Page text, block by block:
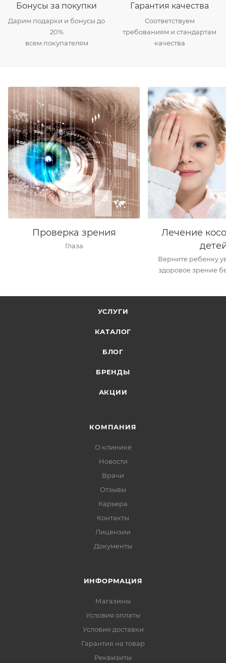
Бонусы за покупки
Дарим подарки и бонусы до
20%
всем покупателям
Гарантия качества
Соответствуем
требованиям и стандартам
качества
Проверка зрения
Глаза
Лечение
Верните ребенку
здоровое зрение
УСЛУГИ
КАТАЛОГ
БЛОГ
БРЕНДЫ
АКЦИИ
КОМПАНИЯ
О клинике
Новости
Врачи
Отзывы
Карьера
Контакты
Лицензии
Документы
ИНФОРМАЦИЯ
Магазины
Условия оплаты
Условия доставки
Гарантия на товар
Реквизиты